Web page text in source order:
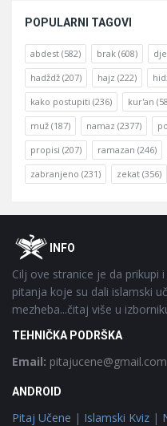
POPULARNI TAGOVI
abdest (582) brak (608)
hadždž (207) hajz (222)
kako postupiti (236) kur'an
muž (187) namaz (2377)
propisi (207) ramazan (246)
zabranjeno (231) zekat (356)
FooterOINFO
Cilj ove stranice je da prikupi
pitanja koje su dali islamski
mezheba...čitaj više u
TEHNIČKA PODRŠKA
Email: pitajucene@gmail.com
ANDROID
Pitaj Učene | Islamski Kviz |